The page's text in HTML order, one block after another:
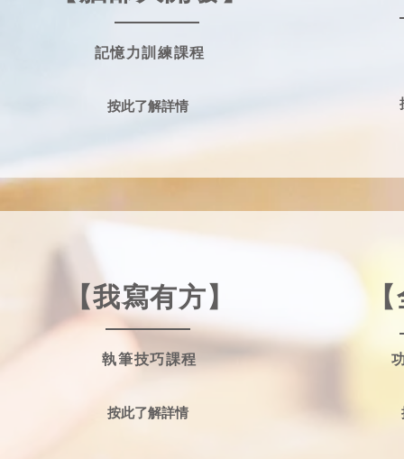
記憶力訓練課程
按此了解詳情
【我寫有方】
執筆技巧課程
按此了解詳情